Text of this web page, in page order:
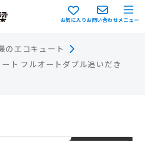
お気に入りお問い合わせメニュー
のエコキュート
ト フルオートダブル追いだき